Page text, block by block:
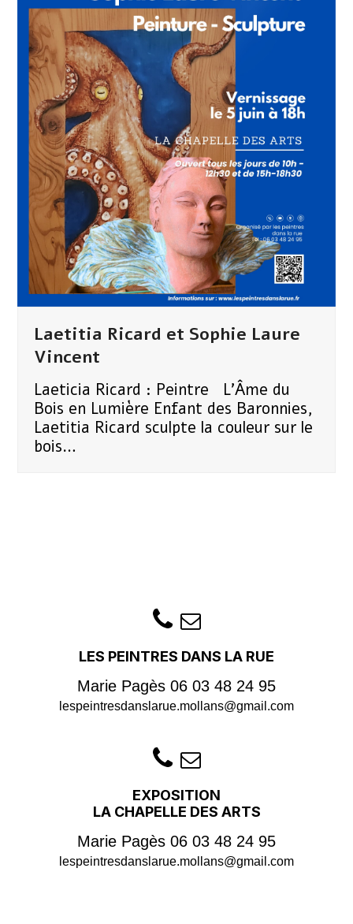
Laetitia Ricard et Sophie Laure
Vincent
Laeticia Ricard : Peintre L'Âme du
Bois en Lumière ​Enfant des Baronnies,
Laetitia Ricard sculpte la couleur sur le
bois…
LES PEINTRES DANS LA RUE
Marie Pagès 06 03 48 24 95
lespeintresdanslarue.mollans@gmail.com
EXPOSITION
LA CHAPELLE DES ARTS
Marie Pagès 06 03 48 24 95
lespeintresdanslarue.mollans@gmail.com